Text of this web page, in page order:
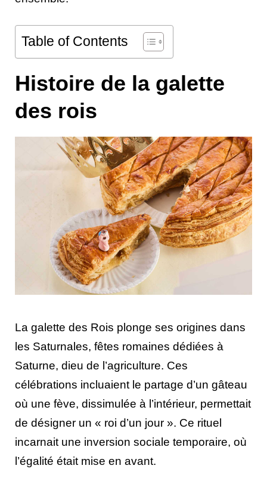
Table of Contents
Histoire de la galette
des rois
La galette des Rois plonge ses origines dans
les Saturnales, fêtes romaines dédiées à
Saturne, dieu de l’agriculture. Ces
célébrations incluaient le partage d’un gâteau
où une fève, dissimulée à l’intérieur, permettait
de désigner un « roi d’un jour ». Ce rituel
incarnait une inversion sociale temporaire, où
l’égalité était mise en avant.